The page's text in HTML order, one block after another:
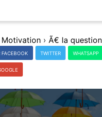
Motivation ›
FACEBOOK TWITTER WHATSAPP